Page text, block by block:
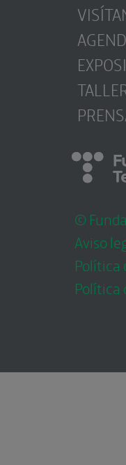
©
Aviso
Política
Política